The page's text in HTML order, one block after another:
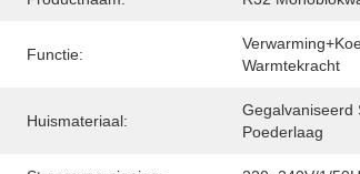
Functie:
Warmtekracht
Huismateriaal:
Gegalvaniseerd
Poederlaag